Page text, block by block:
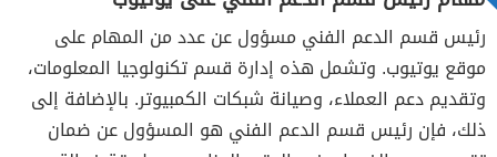
رئيس قسم الدعم الفني مسؤول عن عدد من المهام على
موقع يوتيوب. وتشمل هذه إدارة قسم تكنولوجيا المعلومات،
وتقديم دعم العملاء، وصيانة شبكات الكمبيوتر. بالإضافة إلى
ذلك، فإن رئيس قسم الدعم الفني هو المسؤول عن ضمان